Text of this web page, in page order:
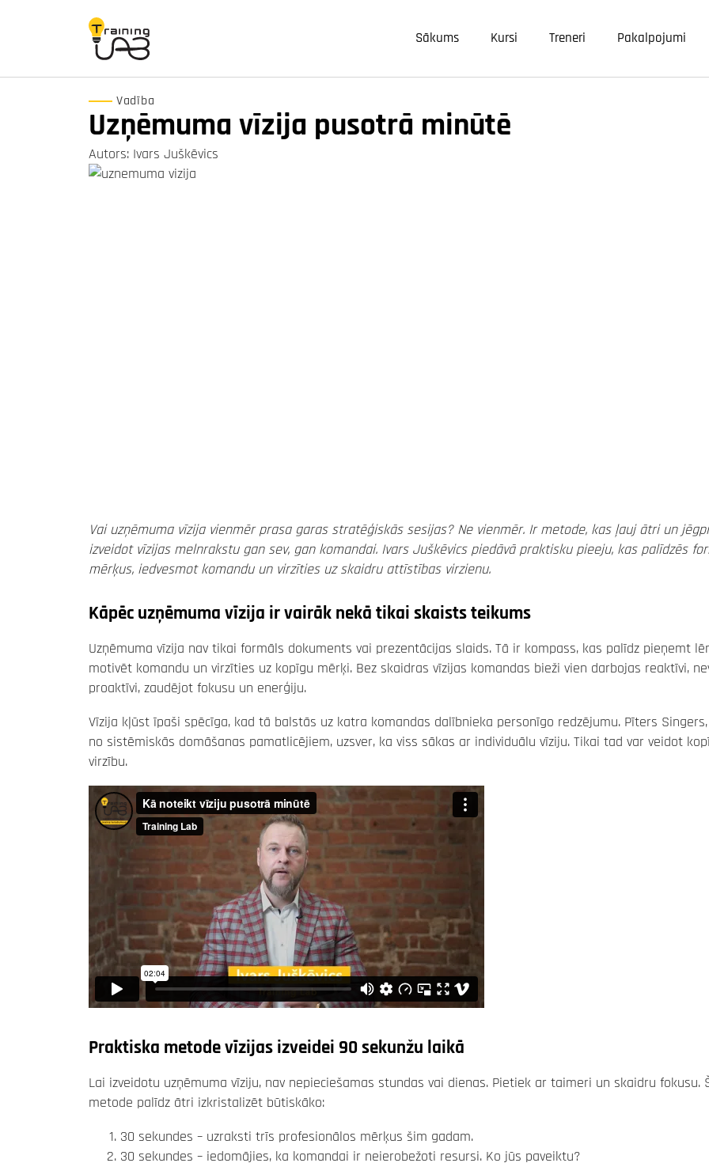
Sākums Kursi Treneri Pakalpojumi
Vadība
Uzņēmuma vīzija pusotrā minūtē
Autors: Ivars Juškēvics
Vai uzņēmuma vīzija vienmēr prasa garas stratēģiskās sesijas? Ne vienmēr. Ir metode, kas ļauj ātri un
izveidot vīzijas melnrakstu gan sev, gan komandai. Ivars Juškēvics piedāvā praktisku pieeju, kas palīdzēs
mērķus, iedvesmot komandu un virzīties uz skaidru attīstības virzienu.
Kāpēc uzņēmuma vīzija ir vairāk nekā tikai skaists teikums
Uzņēmuma vīzija nav tikai formāls dokuments vai prezentācijas slaids. Tā ir kompass, kas palīdz pieņemt
motivēt komandu un virzīties uz kopīgu mērķi. Bez skaidras vīzijas komandas bieži vien darbojas reaktīvi,
proaktīvi, zaudējot fokusu un enerģiju.
Vīzija kļūst īpaši spēcīga, kad tā balstās uz katra komandas dalībnieka personīgo redzējumu. Pīters
no sistēmiskās domāšanas pamatlicējiem, uzsver, ka viss sākas ar individuālu vīziju. Tikai tad var veidot
virzību.
Praktiska metode vīzijas izveidei 90 sekunžu laikā
Lai izveidotu uzņēmuma vīziju, nav nepieciešamas stundas vai dienas. Pietiek ar taimeri un skaidru fokusu.
metode palīdz ātri izkristalizēt būtiskāko:
30 sekundes – uzraksti trīs profesionālos mērķus šim gadam.
30 sekundes – iedomājies, ka komandai ir neierobežoti resursi. Ko jūs paveiktu?